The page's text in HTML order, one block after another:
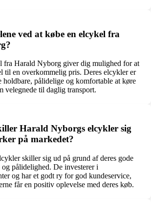
ved at købe en elcykel fra
fra Harald Nyborg giver dig mulighed for at
til en overkommelig pris. Deres elcykler er
holdbare, pålidelige og komfortable at køre
velegnede til daglig transport.
Harald Nyborgs elcykler sig
på markedet?
skiller sig ud på grund af deres gode
pålidelighed. De investerer i
og har et godt ry for god kundeservice,
får en positiv oplevelse med deres køb.